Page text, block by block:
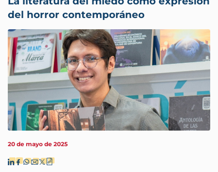
del horror contemporáneo
20 de mayo de 2025